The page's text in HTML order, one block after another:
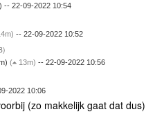
-- 22-09-2022 10:54
-- 22-09-2022 10:52
( 13m) -- 22-09-2022 10:56
2022 10:06
(zo makkelijk gaat dat dus)